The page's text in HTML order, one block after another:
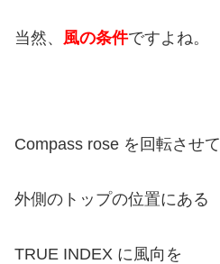
当然、 風の条件ですよね。
Compass rose を回転させて
外側のトップの位置にある
TRUE INDEX に風向を